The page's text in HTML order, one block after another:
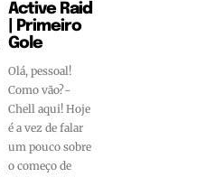
Active Raid
| Primeiro
Gole
Olá, pessoal!
Como vão?~
Chell aqui! Hoje
é a vez de falar
um pouco sobre
o começo de